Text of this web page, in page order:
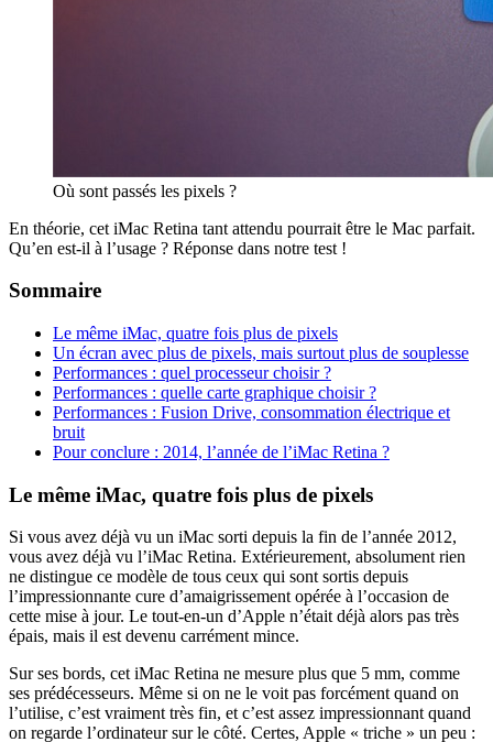
Où sont passés les pixels ?
En théorie, cet iMac Retina tant attendu pourrait être le Mac parfait.
Qu’en est-il à l’usage ? Réponse dans notre test !
Sommaire
Le même iMac, quatre fois plus de pixels
Un écran avec plus de pixels, mais surtout plus de souplesse
Performances : quel processeur choisir ?
Performances : quelle carte graphique choisir ?
Performances : Fusion Drive, consommation électrique et
bruit
Pour conclure : 2014, l’année de l’iMac Retina ?
Le même iMac, quatre fois plus de pixels
Si vous avez déjà vu un iMac sorti depuis la fin de l’année 2012,
vous avez déjà vu l’iMac Retina. Extérieurement, absolument rien
ne distingue ce modèle de tous ceux qui sont sortis depuis
l’impressionnante cure d’amaigrissement opérée à l’occasion de
cette mise à jour. Le tout-en-un d’Apple n’était déjà alors pas très
épais, mais il est devenu carrément mince.
Sur ses bords, cet iMac Retina ne mesure plus que 5 mm, comme
ses prédécesseurs. Même si on ne le voit pas forcément quand on
l’utilise, c’est vraiment très fin, et c’est assez impressionnant quand
on regarde l’ordinateur sur le côté. Certes, Apple « triche » un peu :